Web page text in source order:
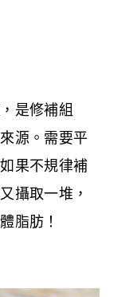
，是修補組
源。需要平
果不規律補
攝取一堆，
脂肪！